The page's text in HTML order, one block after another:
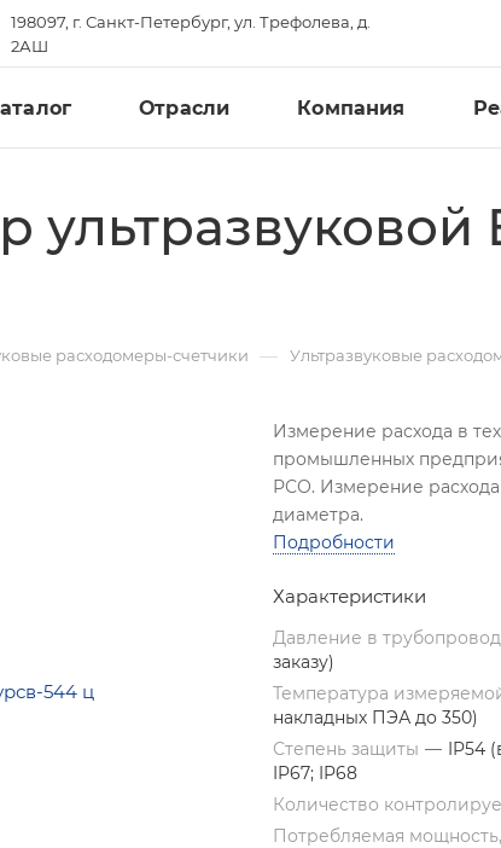
198097, г. Санкт-Петербург, ул. Трефолева, д.
2АШ
Отрасли Компания
расходомеры-счетчики — Ультразвуковые
Измерение расхода в
промышленных
РСО. Измерение
диаметра.
Подробности
Характеристики
Давление в
заказу)
Температура
накладных ПЭА до 350)
Степень защиты — IP54
IP67; IP68
Количество
Потребляемая